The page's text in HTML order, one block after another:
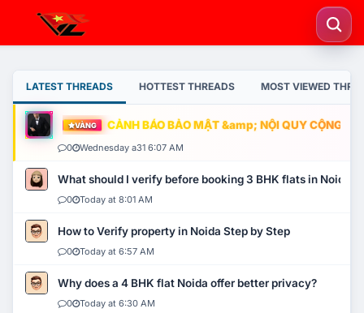
LATEST THREADS HOTTEST THREADS MOST VIEWED
VÀNG CẢNH BÁO BẢO MẬT &amp; NỘI QUY CỘNG
0 Wednesday a31 6:07 AM
What should I verify before booking 3 BHK flats in Noida?
0 Today at 8:01 AM
How to Verify property in Noida Step by Step
0 Today at 6:57 AM
Why does a 4 BHK flat Noida offer better privacy?
0 Today at 6:30 AM